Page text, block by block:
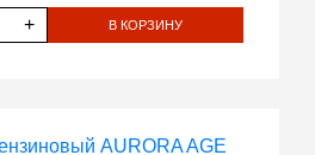
+ В КОРЗИНУ